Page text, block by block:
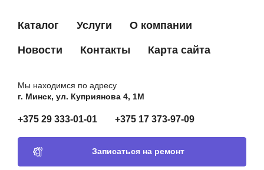
Каталог Услуги О компании
Новости Контакты Карта сайта
Мы находимся по адресу
г. Минск, ул. Куприянова 4, 1М
+375 29 333-01-01 +375 17 373-97-09
Записаться на ремонт